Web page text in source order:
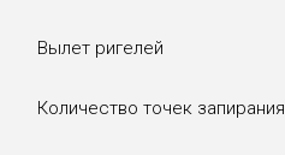
Вылет ригелей
Количество точек запирания